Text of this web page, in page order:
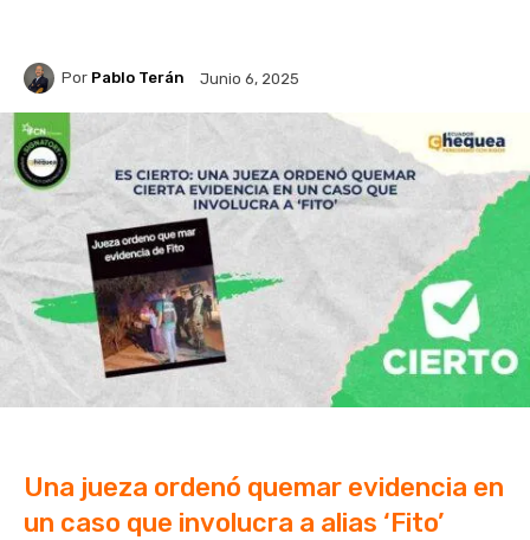
Por Pablo Terán Junio 6, 2025
Una jueza ordenó quemar evidencia en
un caso que involucra a alias ‘Fito’